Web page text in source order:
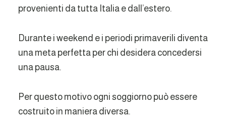
provenienti da tutta Italia e dall’estero.
Durante i weekend e i periodi primaverili diventa
una meta perfetta per chi desidera concedersi
una pausa.
Per questo motivo ogni soggiorno può essere
costruito in maniera diversa.